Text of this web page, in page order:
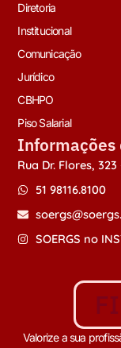
Diretoria
Institucional
Comunicação
Jurídico
CBHPO
Piso Salarial
Informações
Rua Dr. Flores,
51 98116.8100
SOERGS no
Valorize a sua